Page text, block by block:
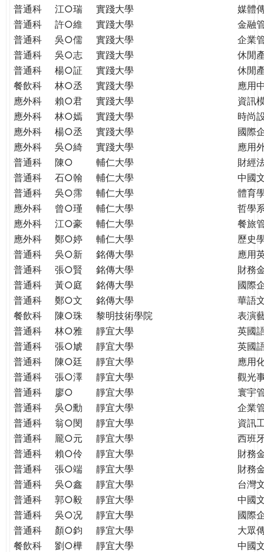
普通科
江○瑞 實踐大學
媒體
普通科
許○維 實踐大學
金融
普通科
吳○儒 實踐大學
企業
普通科
吳○志 實踐大學
休閒
普通科
楊○証 實踐大學
休閒
餐飲科
林○丞 實踐大學
應用
應外科
賴○君 實踐大學
資訊
應外科
林○嫣 實踐大學
時尚
應外科
楊○丞 實踐大學
國際
應外科
吳○綺 實踐大學
應用
普通科
陳○ 輔仁大學
財經
普通科
石○翰 輔仁大學
中國
普通科
吳○霈 輔仁大學
體育
應外科
曾○瑾 輔仁大學
哲學
應外科
江○豪 輔仁大學
餐旅
應外科
鄭○婷 輔仁大學
歷史
普通科
吳○新 銘傳大學
應用
普通科
張○賢 銘傳大學
財務
普通科
黃○庭 銘傳大學
國際
普通科
鄭○文 銘傳大學
華語
餐飲科
陳○珠 黎明技術學院
表演
普通科
林○雅 靜宜大學
英國
普通科
張○虓 靜宜大學
英國
普通科
陳○廷 靜宜大學
應用
普通科
張○澤 靜宜大學
觀光
普通科
廖○ 靜宜大學
寰宇
普通科
吳○勳 靜宜大學
企業
普通科
翁○閔 靜宜大學
資訊
普通科
龎○元 靜宜大學
西班
普通科
賴○伶 靜宜大學
財務
普通科
張○端 靜宜大學
財務
普通科
吳○鑫 靜宜大學
台灣
普通科
郭○毅 靜宜大學
中國
普通科
吳○况 靜宜大學
國際
普通科
顏○鈞 靜宜大學
大眾
餐飲科
劉○樺 靜宜大學
中國